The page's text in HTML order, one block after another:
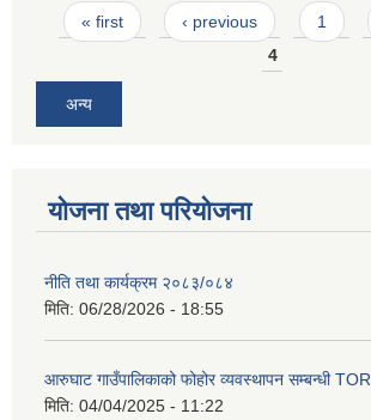
Pages
« first ‹ previous 1
4
अन्य
योजना तथा परियोजना
नीति तथा कार्यक्रम २०८३/०८४
मिति: 06/28/2026 - 18:55
आरुघाट गाउँपालिकाको फोहोर व्यवस्थापन सम्बन्धी TOR
मिति: 04/04/2025 - 11:22